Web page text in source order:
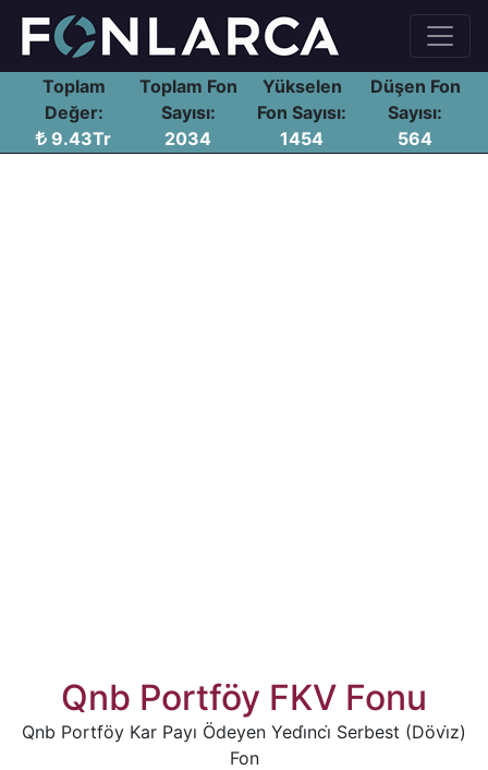
Toplam
Değer:
9.43Tr
Toplam Fon
Sayısı:
2034
Yükselen
Fon Sayısı:
1454
Düşen Fon
Sayısı:
564
Qnb Portföy FKV Fonu
Qnb Portföy Kar Payı Ödeyen Yedi̇nci̇ Serbest (Dövi̇z)
Fon